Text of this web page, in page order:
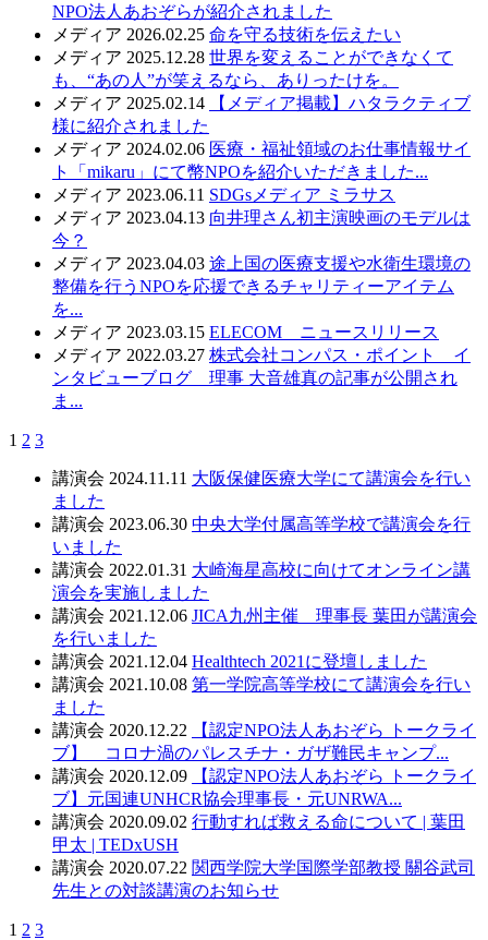
NPO法人あおぞらが紹介されました
メディア 2026.02.25 命を守る技術を伝えたい
メディア 2025.12.28 世界を変えることができなくて
も、“あの人”が笑えるなら、ありったけを。
メディア 2025.02.14
【メディア掲載】ハタラクティブ
様に紹介されました
メディア 2024.02.06 医療・福祉領域のお仕事情報サイ
ト「mikaru」にて幣NPOを紹介いただきました...
メディア 2023.06.11 SDGsメディア ミラサス
メディア 2023.04.13 向井理さん初主演映画のモデルは
今？
メディア 2023.04.03 途上国の医療支援や水衛生環境の
整備を行うNPOを応援できるチャリティーアイテム
を...
メディア 2023.03.15 ELECOM ニュースリリース
メディア 2022.03.27 株式会社コンパス・ポイント イ
ンタビューブログ 理事 大音雄真の記事が公開され
ま...
1 2 3
講演会 2024.11.11 大阪保健医療大学にて講演会を行い
ました
講演会 2023.06.30 中央大学付属高等学校で講演会を行
いました
講演会 2022.01.31 大崎海星高校に向けてオンライン講
演会を実施しました
講演会 2021.12.06 JICA九州主催 理事長 葉田が講演会
を行いました
講演会 2021.12.04 Healthtech 2021に登壇しました
講演会 2021.10.08 第一学院高等学校にて講演会を行い
ました
講演会 2020.12.22
【認定NPO法人あおぞら トークライ
ブ】 コロナ渦のパレスチナ・ガザ難民キャンプ...
講演会 2020.12.09
【認定NPO法人あおぞら トークライ
ブ】元国連UNHCR協会理事長・元UNRWA...
講演会 2020.09.02 行動すれば救える命について | 葉田
甲太 | TEDxUSH
講演会 2020.07.22 関西学院大学国際学部教授 關谷武司
先生との対談講演のお知らせ
1 2 3